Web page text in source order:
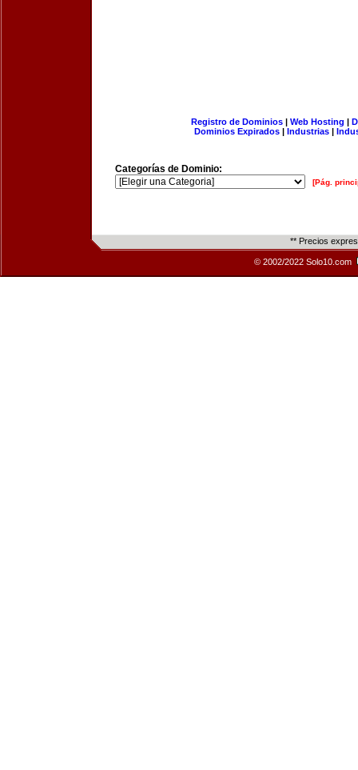
Registro de Dominios| Web Hosting |
Dominios Expirados | Industrias |
Categorías de Dominio:
[Pág.
** Precios
© 2002/2022 Solo10.com